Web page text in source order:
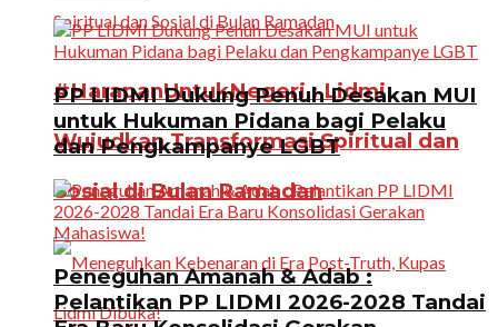
#HarapanUntukNegeri : Lidmi
Wujudkan Transformasi Spiritual dan
Sosial di Bulan Ramadan
PP LIDMI Dukung Penuh Desakan MUI
untuk Hukuman Pidana bagi Pelaku
dan Pengkampanye LGBT
Peneguhan Amanah & Adab :
Pelantikan PP LIDMI 2026-2028 Tandai